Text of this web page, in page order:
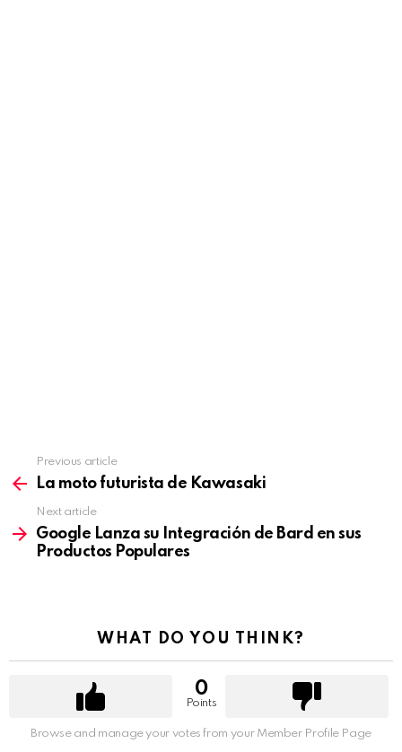
more
Previous article
La moto futurista de Kawasaki
Next article
Google Lanza su Integración de Bard en sus
Productos Populares
WHAT DO YOU THINK?
0
Points
Browse and manage your votes from your Member Profile Page